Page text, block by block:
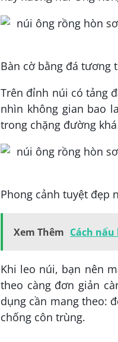
Bàn cờ bằng đá tương
Trên đỉnh núi có tảng
nhìn không gian bao
trong chặng đường
Phong cảnh tuyệt đẹp
Xem Thêm Cách
Khi leo núi, bạn nên
theo càng đơn giản
dụng cần mang theo:
chống côn trùng.